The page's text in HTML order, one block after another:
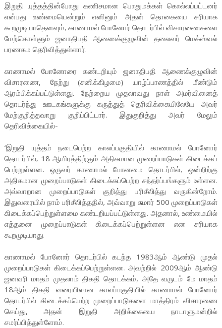
இறுதி யுத்தத்தின்போது கணிசமான பொதுமக்கள் கொல்லப்பட்டனர்
என்பது உண்மையென்றும் எனினும் அதன் தொகையை சரியாக
கூறமுடியாதெனவும், காணாமல் போனோர் தொடர்பில் விசாரணைகளை
மேற்கொள்ளும் ஜனாதிபதி ஆணைக்குழுவின் தலைவர் மெக்ஸ்வல்
பரணகம தெரிவித்துள்ளார்.
காணாமல் போனோரை கண்டறியும் ஜனாதிபதி ஆணைக்குழுவின்
விசாரணை, நேற்று (சனிக்கிழமை) யாழ்ப்பாணத்தில் மீண்டும்
ஆரம்பிக்கப்பட்டுள்ளது. நேற்றைய முதலாவது நாள் அமர்வினைத்
தொடர்ந்து ஊடகங்களுக்கு கருத்துத் தெரிவிக்கையிலேயே அவர்
மேற்குறித்தவாறு குறிப்பிட்டார். இதுகுறித்து அவர் மேலும்
தெரிவிக்கையில்-
‘இறுதி யுத்தம் நடைபெற்ற காலப்பகுதியில் காணாமல் போனோர்
தொடர்பில், 18 ஆயிரத்திற்கும் அதிகமான முறைப்பாடுகள் கிடைக்கப்
பெற்றுள்ளன. ஒருவர் காணாமல் போனமை தொடர்பில், ஒன்றிற்கு
அதிகமான முறைப்பாடுகள் கிடைக்கப்பெற்ற சந்தர்ப்பங்களும் உள்ளன.
அவ்வாறான முறைப்பாடுகள் குறித்து பரிசீலித்து வருகின்றோம்.
இதுவரையில் நாம் பரிசீலித்ததில், அவ்வாறு சுமார் 500 முறைப்பாடுகள்
கிடைக்கப்பெற்றுள்ளமை கண்டறியப்பட்டுள்ளது. அதனால், உண்மையில்
எத்தனை முறைப்பாடுகள் கிடைக்கப்பெற்றுள்ளன என சரியாக
கூறமுடியாது.
காணாமல் போனோர் தொடர்பில் கடந்த 1983ஆம் ஆண்டு முதல்
முறைப்பாடுகள் கிடைக்கப்பெற்றுள்ளன. அவற்றில் 2009ஆம் ஆண்டு
ஜனவரி மாதம் முதலாம் திகதி தொடக்கம், அதே வருடம் மே மாதம்
18ஆம் திகதி வரையிலான காலப்பகுதியில் காணாமல் போனோர்
தொடர்பில் கிடைக்கப்பெற்ற முறைப்பாடுகளை மாத்திரம் விசாரணை
செய்து, அதன் இறுதி அறிக்கையை நாடாளுமன்றில்
சமர்ப்பித்துள்ளோம்.